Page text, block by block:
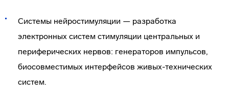
Системы нейростимуляции — разработка
электронных систем стимуляции центральных и
периферических нервов: генераторов импульсов,
биосовместимых интерфейсов живых-технических
систем.